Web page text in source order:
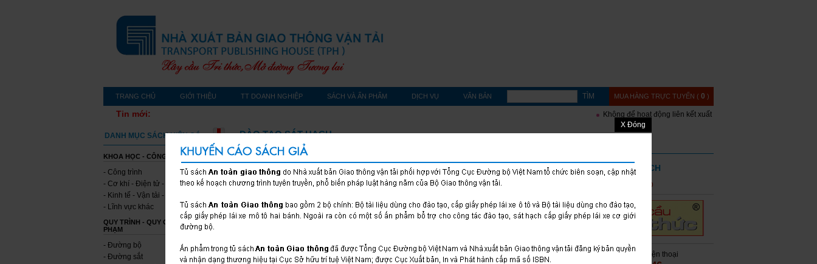
TRANG CHỦ GIỚI THIỆU TT DOANH NGHIỆP SÁCH VÀ ẤN PHẨM DỊCH VỤ VĂN BẢN TÌM MUA HÀNG TRỰC TUYẾN ( 0 )
Tin mới: Không để hoạt động liên kết xuất bản trở thành khoảng trống trong
DANH MỤC SÁCH HIỆN CÓ
KHOA HỌC - CÔNG NGHỆ
- Công trình
- Cơ khí - Điện tử - Tin học
- Kinh tế - Vận tải - Môi trường
- Lĩnh vực khác
QUY TRÌNH - QUY CHUẨN - QUY
PHẠM
- Đường bộ
- Đường sắt
ĐÀO TẠO SÁT HẠCH
TÀI LIỆU HỌC TẬP LUẬT TRẬT TỰ, AN TOÀN
GIAO THÔNG ĐƯỜNG BỘ - DÙNG CHO ĐÀO
TẠO, SÁT HẠCH LÁI XE CƠ GIỚI ĐƯỜNG BỘ
Nhà xuất bản Giao thông vận tải
Năm xuất bản: 2025
ĐẶT MUA SÁCH
Giá : 63,000 VNĐ
Mua hàng qua điện thoại
X Đóng